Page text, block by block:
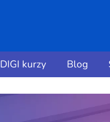
DIGI kurzy Blog